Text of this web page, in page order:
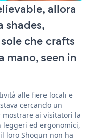
allora
shades,
che crafts
mano, seen in
alle fiere locali e
cercando un
ai visitatori la
ed ergonomici,
loro Shogun non ha